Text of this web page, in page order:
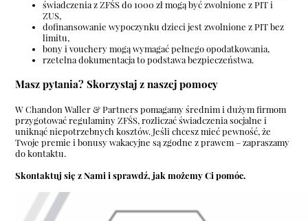
świadczenia z ZFŚS do 1000 zł mogą być zwolnione z PIT i
ZUS,
dofinansowanie wypoczynku dzieci jest zwolnione z PIT bez
limitu,
bony i vouchery mogą wymagać pełnego opodatkowania,
rzetelna dokumentacja to podstawa bezpieczeństwa.
Masz pytania? Skorzystaj z naszej pomocy
W Chandon Waller & Partners pomagamy średnim i dużym firmom
przygotować regulaminy ZFŚS, rozliczać świadczenia socjalne i
uniknąć niepotrzebnych kosztów. Jeśli chcesz mieć pewność, że
Twoje premie i bonusy wakacyjne są zgodne z prawem – zapraszamy
do kontaktu.
Skontaktuj się z Nami i sprawdź, jak możemy Ci pomóc.